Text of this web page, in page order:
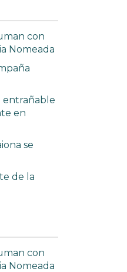
con
Nomeada
entrañable
en
se
de la
con
Nomeada